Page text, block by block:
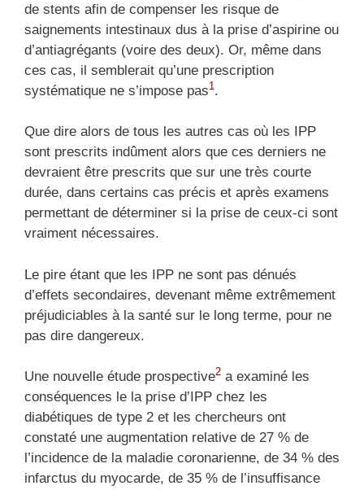
de stents afin de compenser les risque de
saignements intestinaux dus à la prise d’aspirine ou
d’antiagrégants (voire des deux). Or, même dans
ces cas, il semblerait qu’une prescription
systématique ne s’impose pas1 .
Que dire alors de tous les autres cas où les IPP
sont prescrits indûment alors que ces derniers ne
devraient être prescrits que sur une très courte
durée, dans certains cas précis et après examens
permettant de déterminer si la prise de ceux-ci sont
vraiment nécessaires.
Le pire étant que les IPP ne sont pas dénués
d’effets secondaires, devenant même extrêmement
préjudiciables à la santé sur le long terme, pour ne
pas dire dangereux.
Une nouvelle étude prospective2 a examiné les
conséquences le la prise d’IPP chez les
diabétiques de type 2 et les chercheurs ont
constaté une augmentation relative de 27 % de
l’incidence de la maladie coronarienne, de 34 % des
infarctus du myocarde, de 35 % de l’insuffisance